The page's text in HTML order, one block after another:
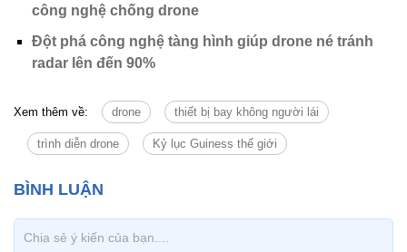
công nghệ chống drone
Đột phá công nghệ tàng hình giúp drone né tránh
radar lên đến 90%
Xem thêm về: drone thiết bị bay không người lái
trình diễn drone Kỷ lục Guiness thế giới